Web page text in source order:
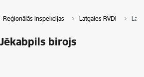
Reģionālās inspekcijas Latgales RVDI
birojs